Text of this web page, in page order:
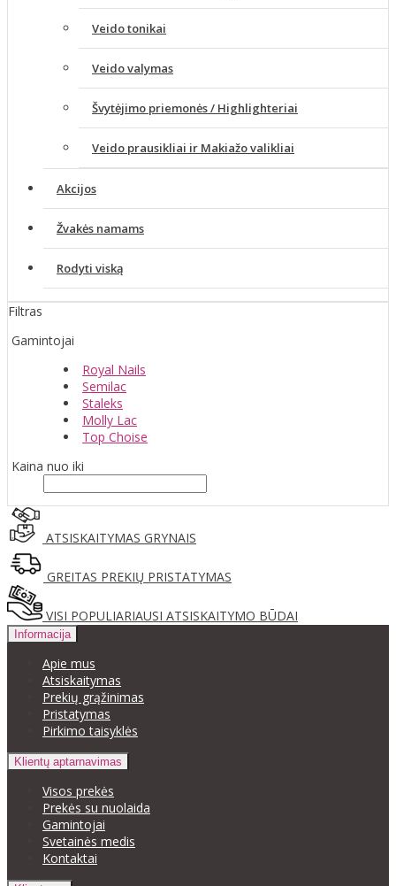
Veido tonikai
Veido valymas
Švytėjimo priemonės / Highlighteriai
Veido prausikliai ir Makiažo valikliai
Akcijos
Žvakės namams
Rodyti viską
Filtras
Gamintojai
Royal Nails
Semilac
Staleks
Molly Lac
Top Choise
Kaina nuo iki
ATSISKAITYMAS GRYNAIS
GREITAS PREKIŲ PRISTATYMAS
VISI POPULIARIAUSI ATSISKAITYMO BŪDAI
Informacija
Apie mus
Atsiskaitymas
Prekių grąžinimas
Pristatymas
Pirkimo taisyklės
Klientų aptarnavimas
Visos prekės
Prekės su nuolaida
Gamintojai
Svetainės medis
Kontaktai